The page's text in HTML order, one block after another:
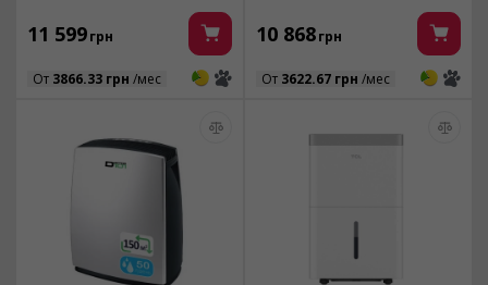
11 599грн
От 3866.33 грн /мес 3 3
10 868грн
От 3622.67 грн /мес 3 3